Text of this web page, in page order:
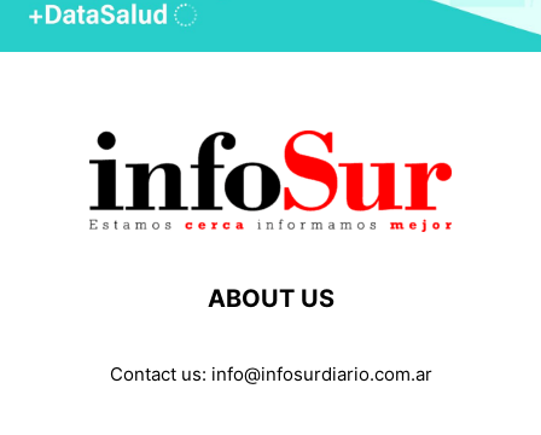
ABOUT US
Contact us: info@infosurdiario.com.ar